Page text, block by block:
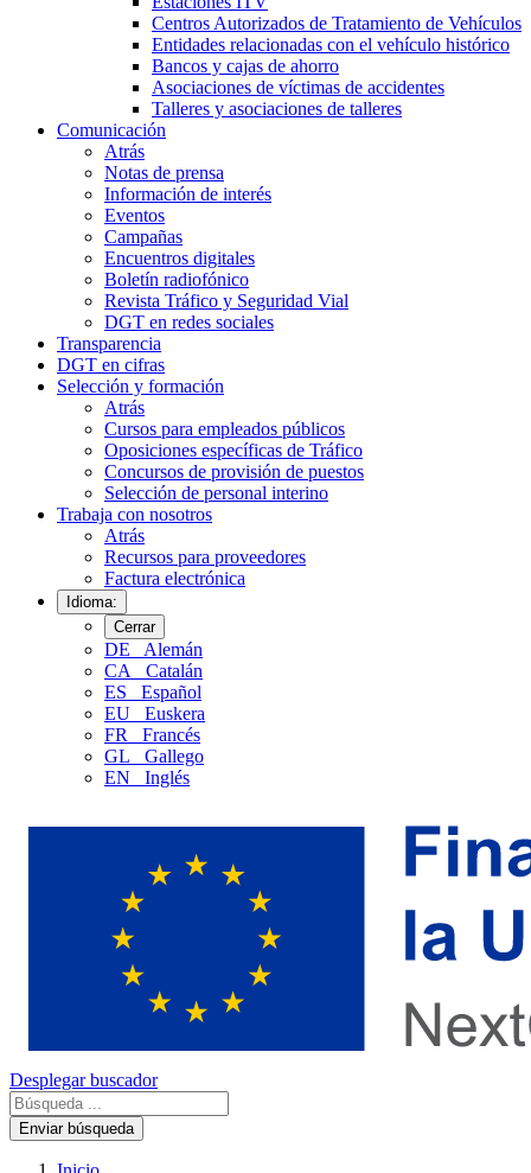
Centros Autorizados de Tratamiento de Vehículos
Entidades relacionadas con el vehículo histórico
Bancos y cajas de ahorro
Asociaciones de víctimas de accidentes
Talleres y asociaciones de talleres
Comunicación
Atrás
Notas de prensa
Información de interés
Eventos
Campañas
Encuentros digitales
Boletín radiofónico
Revista Tráfico y Seguridad Vial
DGT en redes sociales
Transparencia
DGT en cifras
Selección y formación
Atrás
Cursos para empleados públicos
Oposiciones específicas de Tráfico
Concursos de provisión de puestos
Selección de personal interino
Trabaja con nosotros
Atrás
Recursos para proveedores
Factura electrónica
Idioma:
Cerrar
DE
Alemán
CA
Catalán
ES
Español
EU
Euskera
FR
Francés
GL
Gallego
EN
Inglés
Desplegar buscador
Enviar búsqueda